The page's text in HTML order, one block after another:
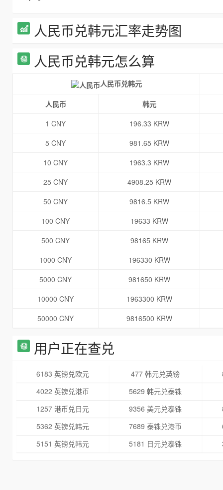
人民币兑韩元汇率走势图
人民币兑韩元怎么算
人民币兑韩元
人民币
韩元
1 CNY
196.33 KRW
5 CNY
981.65 KRW
10 CNY
1963.3 KRW
25 CNY
4908.25 KRW
50 CNY
9816.5 KRW
100 CNY
19633 KRW
500 CNY
98165 KRW
1000 CNY
196330 KRW
5000 CNY
981650 KRW
10000 CNY
1963300 KRW
50000 CNY
9816500 KRW
用户正在查兑
6183 英镑兑欧元 477 韩元兑英镑
4022 英镑兑港币
5629 韩元兑泰铢
1257 港币兑日元
9356 美元兑泰铢
5362 英镑兑韩元
7689 泰铢兑港币
5151 英镑兑韩元
5181 日元兑泰铢